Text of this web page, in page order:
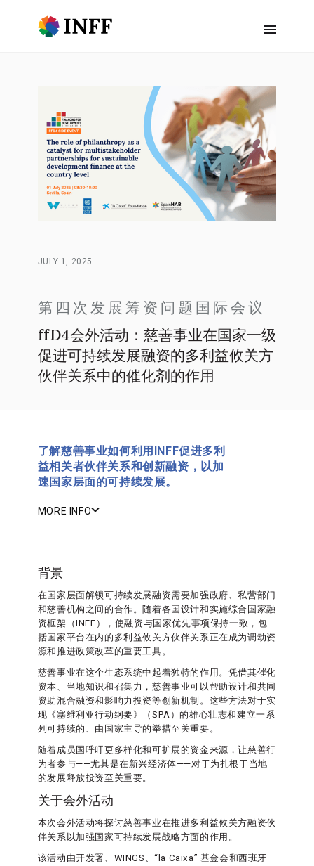
JULY 1, 2025
第四次发展筹资问题国际会议
ffD4会外活动：慈善事业在国家一级
促进可持续发展融资的多利益攸关方
伙伴关系中的催化剂的作用
了解慈善事业如何利用INFF促进多利
益相关者伙伴关系和创新融资，以加
速国家层面的可持续发展。
MORE INFO
背景
在国家层面解锁可持续发展融资需要加强政府、私营部门
和慈善机构之间的合作。随着各国设计和实施综合国家融
资框架（INFF），使融资与国家优先事项保持一致，包
括国家平台在内的多利益攸关方伙伴关系正在成为调动资
源和推进政策改革的重要工具。
慈善事业在这个生态系统中起着独特的作用。凭借其催化
资本、当地知识和召集力，慈善事业可以帮助设计和共同
资助混合融资和影响力投资等创新机制。这些方法对于实
现《塞维利亚行动纲要》（SPA）的雄心壮志和建立一系
列可持续的、由国家主导的举措至关重要。
随着成员国呼吁更多样化和可扩展的资金来源，让慈善行
为者参与——尤其是在新兴经济体——对于为扎根于当地
的发展释放投资至关重要。
关于会外活动
本次会外活动将探讨慈善事业在推进多利益攸关方融资伙
伴关系以加强国家可持续发展战略方面的作用。
该活动由开发署、WINGS、“la Caixa” 基金会和西班牙